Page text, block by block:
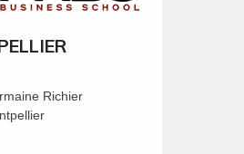
Richier